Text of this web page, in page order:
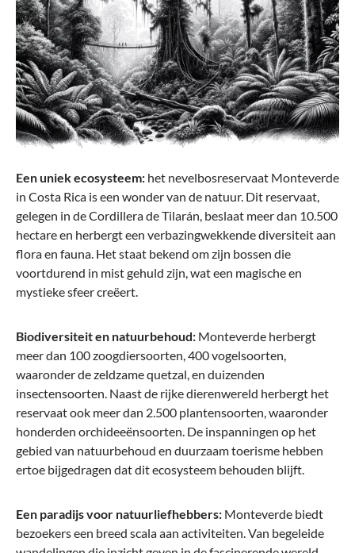
Een uniek ecosysteem: het nevelbosreservaat Monteverde
in Costa Rica is een wonder van de natuur. Dit reservaat,
gelegen in de Cordillera de Tilarán, beslaat meer dan 10.500
hectare en herbergt een verbazingwekkende diversiteit aan
flora en fauna. Het staat bekend om zijn bossen die
voortdurend in mist gehuld zijn, wat een magische en
mystieke sfeer creëert.
Biodiversiteit en natuurbehoud: Monteverde herbergt
meer dan 100 zoogdiersoorten, 400 vogelsoorten,
waaronder de zeldzame quetzal, en duizenden
insectensoorten. Naast de rijke dierenwereld herbergt het
reservaat ook meer dan 2.500 plantensoorten, waaronder
honderden orchideeënsoorten. De inspanningen op het
gebied van natuurbehoud en duurzaam toerisme hebben
ertoe bijgedragen dat dit ecosysteem behouden blijft.
Een paradijs voor natuurliefhebbers: Monteverde biedt
bezoekers een breed scala aan activiteiten. Van begeleide